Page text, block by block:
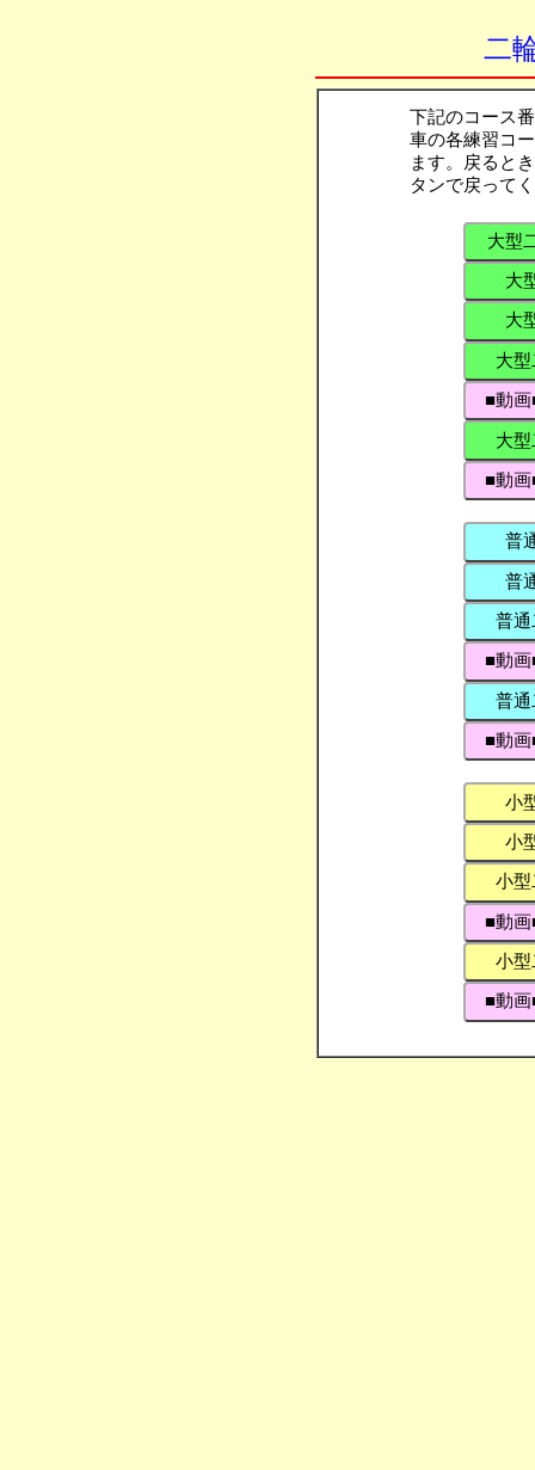
二
下記のコース
車の各練習コ
ます。戻ると
タンで戻って
大型
大
大
大
■動画
大
■動画
普
普
普通
■動画
普通
■動画
小
小
小型
■動画
小型
■動画